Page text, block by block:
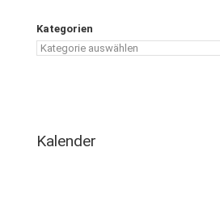
Kategorien
Kalender